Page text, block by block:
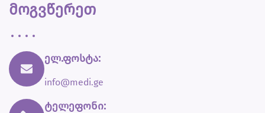
მოგვწერეთ
ელ.ფოსტა:
info@medi.ge
ტელეფონი: